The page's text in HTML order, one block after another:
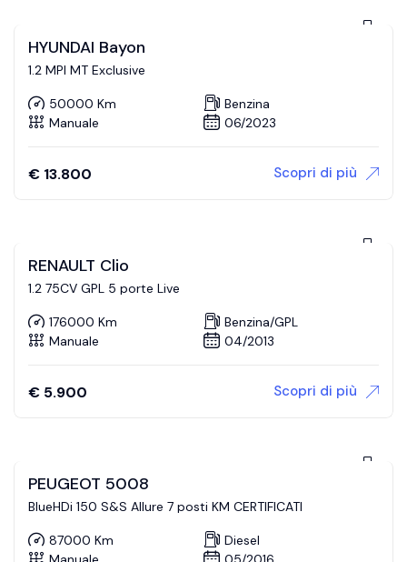
HYUNDAI Bayon
1.2 MPI MT Exclusive
50000 Km
Benzina
Manuale
06/2023
€ 13.800 Scopri di più
RENAULT Clio
1.2 75CV GPL 5 porte Live
176000 Km
Benzina/GPL
Manuale
04/2013
€ 5.900 Scopri di più
PEUGEOT 5008
BlueHDi 150 S&S Allure 7 posti KM CERTIFICATI
87000 Km
Diesel